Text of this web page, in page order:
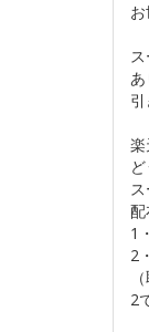
あ
配
1
2
2